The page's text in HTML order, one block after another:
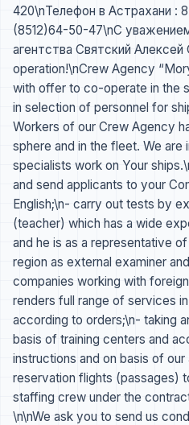
420\nТелефон в Астрахани :
(8512)64-50-47\nС
агентства Святский
operation!\nCrew Agency
with offer to co-operate in the
in selection of personnel for
Workers of our Crew Agency
sphere and in the fleet. We
specialists work on Your
and send applicants to your
English;\n- carry out tests by
(teacher) which has a wide
and he is as a representative of
region as external examiner
companies working with
renders full range of services
according to orders;\n- taking
basis of training centers and
instructions and on basis of
reservation flights (passages)
staffing crew under the
\n\nWe ask you to send us